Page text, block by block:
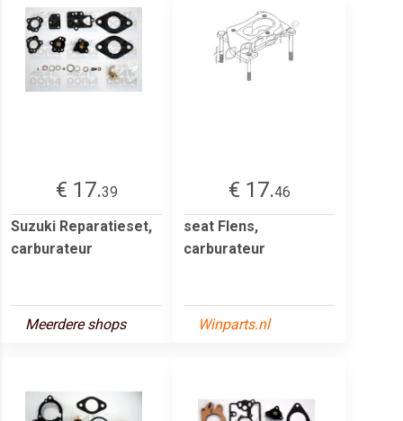
€ 17.39
Suzuki Reparatieset,
carburateur
Meerdere shops
€ 17.46
seat Flens,
carburateur
Winparts.nl